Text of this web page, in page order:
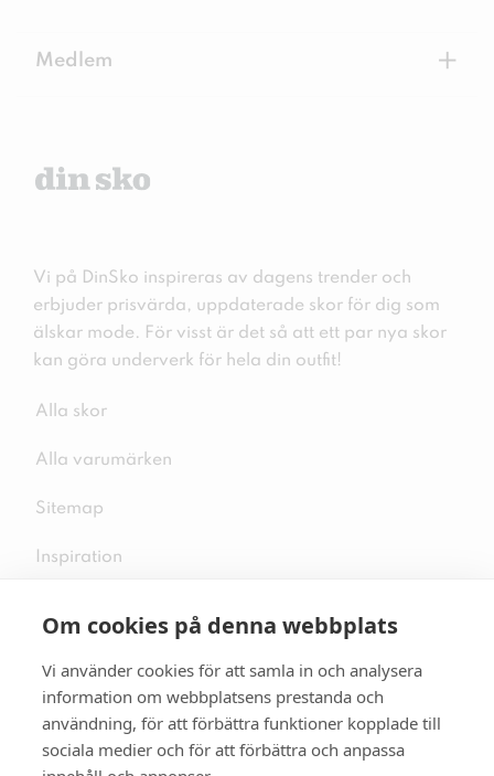
Om cookies på denna webbplats
Vi använder cookies för att samla in och analysera
information om webbplatsens prestanda och
användning, för att förbättra funktioner kopplade till
sociala medier och för att förbättra och anpassa
Medlem +
Vi på DinSko inspireras av dagens trender och
erbjuder prisvärda, uppdaterade skor för dig som
älskar mode. För visst är det så att ett par nya skor
kan göra underverk för hela din outfit!
Alla skor
Alla varumärken
Sitemap
Inspiration
Följ oss på sociala medier